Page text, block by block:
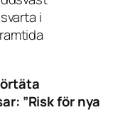
i
”Risk för nya